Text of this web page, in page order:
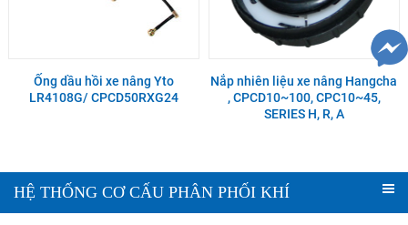
Ống dầu hồi xe nâng Yto
LR4108G/ CPCD50RXG24
Nắp nhiên liệu xe nâng Hangcha
, CPCD10~100, CPC10~45,
SERIES H, R, A
HỆ THỐNG CƠ CẤU PHÂN PHỐI KHÍ